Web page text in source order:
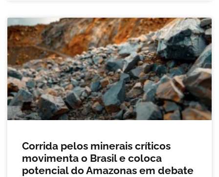
Corrida pelos minerais críticos
movimenta o Brasil e coloca
potencial do Amazonas em debate